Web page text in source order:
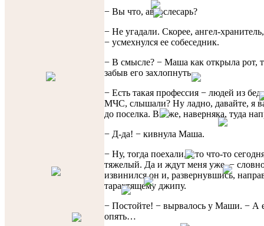
− Вы что, автослесарь?
− Не угадали. Скорее, ангел-хранитель,
− усмехнулся ее собеседник.
− В смысле? − Маша как открыла рот,
забыв его захлопнуть.
− Есть такая профессия − людей из
МЧС, слышали? Ну ладно, давайте, я
до поселка. Вы же, наверняка, туда
− Д-да! − кивнула Маша.
− Ну, тогда поехали, а то что-то
тяжелый. Да и ждут меня уже, −
извинился он и, развернувшись,
тарахтящему джипу.
− Постойте! − вырвалось у Маши. − А
опять…